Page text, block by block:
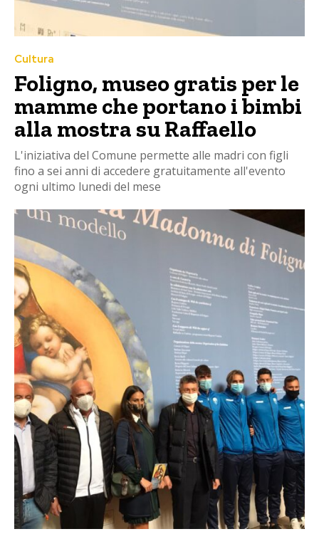
Cultura
Foligno, museo gratis per le
mamme che portano i bimbi
alla mostra su Raffaello
L'iniziativa del Comune permette alle madri con figli
fino a sei anni di accedere gratuitamente all'evento
ogni ultimo lunedi del mese